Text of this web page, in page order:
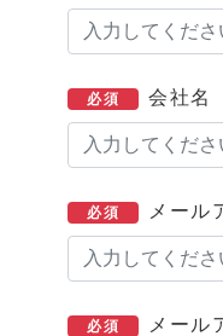
必須 会社名
必須 メール
必須 メール